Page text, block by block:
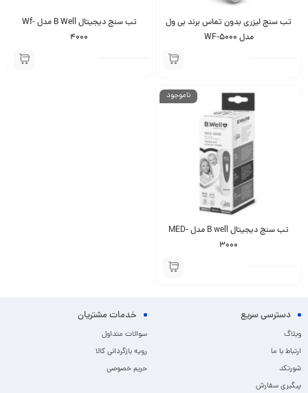
تب سنج لیزری بدون تماس برند بی ول
مدل WF-5000
تب سنج دیجیتال B Well مدل Wf-
4000
ناموجود
تب سنج دیجیتال B well مدل MED-
3000
دسترسی سریع
وبلاگ
ارتباط با ما
شورتکد
پیگیری سفارش
خدمات مشتریان
سوالات متداول
رویه بازگردانی کالا
حریم خصوصی